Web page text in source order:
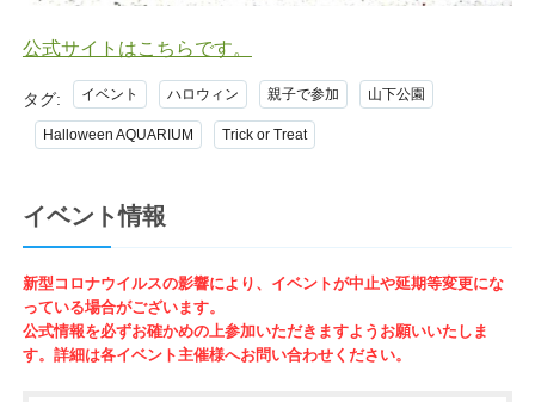
公式サイトはこちらです。
タグ: イベント ハロウィン 親子で参加 山下公園
Halloween AQUARIUM Trick or Treat
イベント情報
新型コロナウイルスの影響により、イベントが中止や延期等変更にな
っている場合がございます。
公式情報を必ずお確かめの上参加いただきますようお願いいたしま
す。詳細は各イベント主催様へお問い合わせください。